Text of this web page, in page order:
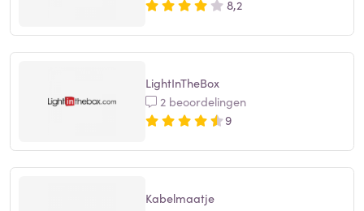
8,2
LightInTheBox
2 beoordelingen
9
Kabelmaatje